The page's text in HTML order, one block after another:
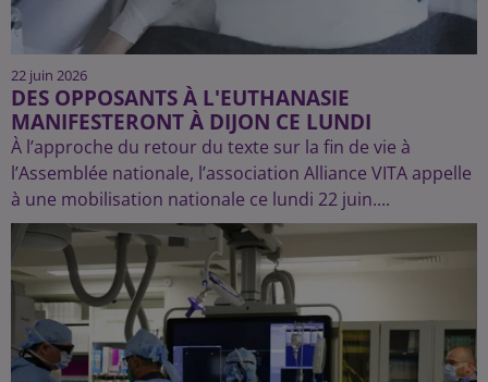
22 juin 2026
DES OPPOSANTS À L'EUTHANASIE
MANIFESTERONT À DIJON CE LUNDI
À l’approche du retour du texte sur la fin de vie à
l’Assemblée nationale, l’association Alliance VITA appelle
à une mobilisation nationale ce lundi 22 juin....